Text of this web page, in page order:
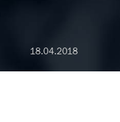
18.04.2018